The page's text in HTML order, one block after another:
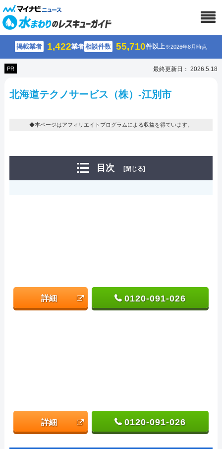
掲載業者 1,422業者相談件数 55,710件以上※2026年8月時点
PR 最終更新日： 2026.5.18
北海道テクノサービス（株）-江別市
◆本ページはアフィリエイトプログラムによる収益を得ています。
目次 [閉じる]
詳細 0120-091-026
詳細 0120-091-026